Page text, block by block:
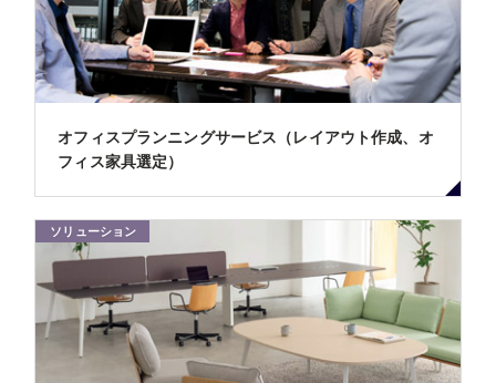
オフィスプランニングサービス（レイアウト作成、オ
フィス家具選定）
ソリューション